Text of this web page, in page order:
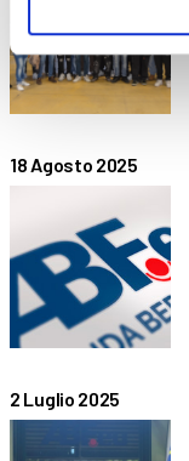
18 Agosto 2025
2 Luglio 2025